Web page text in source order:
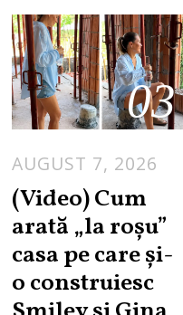
03
AUGUST 7, 2026
(Video) Cum
arată „la roşu”
casa pe care şi-
o construiesc